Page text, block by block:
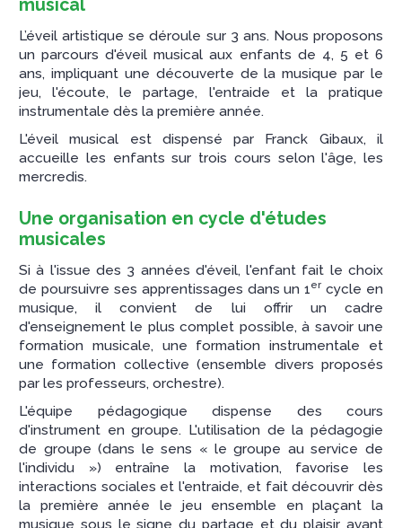
musical
L’éveil artistique se déroule sur 3 ans. Nous proposons
un parcours d'éveil musical aux enfants de 4, 5 et 6
ans, impliquant une découverte de la musique par le
jeu, l'écoute, le partage, l'entraide et la pratique
instrumentale dès la première année.
L'éveil musical est dispensé par Franck Gibaux, il
accueille les enfants sur trois cours selon l'âge, les
mercredis.
Une organisation en cycle d'études
musicales
Si à l'issue des 3 années d'éveil, l'enfant fait le choix
de poursuivre ses apprentissages dans un 1er cycle en
musique, il convient de lui offrir un cadre
d'enseignement le plus complet possible, à savoir une
formation musicale, une formation instrumentale et
une formation collective (ensemble divers proposés
par les professeurs, orchestre).
L'équipe pédagogique dispense des cours
d'instrument en groupe. L'utilisation de la pédagogie
de groupe (dans le sens « le groupe au service de
l'individu ») entraîne la motivation, favorise les
interactions sociales et l'entraide, et fait découvrir dès
la première année le jeu ensemble en plaçant la
musique sous le signe du partage et du plaisir avant